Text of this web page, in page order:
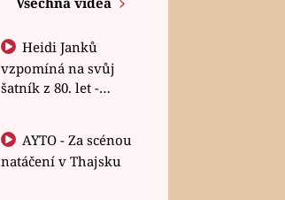
Heidi Janků
vzpomíná na svůj
šatník z 80. let -
natáčení v Thajsku